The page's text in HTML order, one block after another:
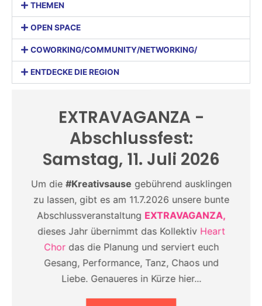
THEMEN
OPEN SPACE
COWORKING/COMMUNITY/NETWORKING/
ENTDECKE DIE REGION
EXTRAVAGANZA -
Abschlussfest:
Samstag, 11. Juli 2026
Um die #Kreativsause gebührend ausklingen
zu lassen, gibt es am 11.7.2026 unsere bunte
Abschlussveranstaltung EXTRAVAGANZA,
dieses Jahr übernimmt das Kollektiv Heart
Chordas die Planung und serviert euch
Gesang, Performance, Tanz, Chaos und
Liebe. Genaueres in Kürze hier...